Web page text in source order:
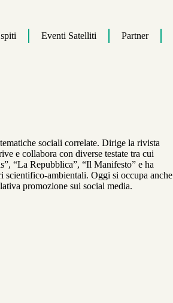
Eventi Satelliti Partner
sociali correlate. Dirige la rivista
e collabora con diverse testate tra cui
“La Repubblica”, “Il Manifesto” e ha
scientifico-ambientali. Oggi si occupa anche
promozione sui social media.